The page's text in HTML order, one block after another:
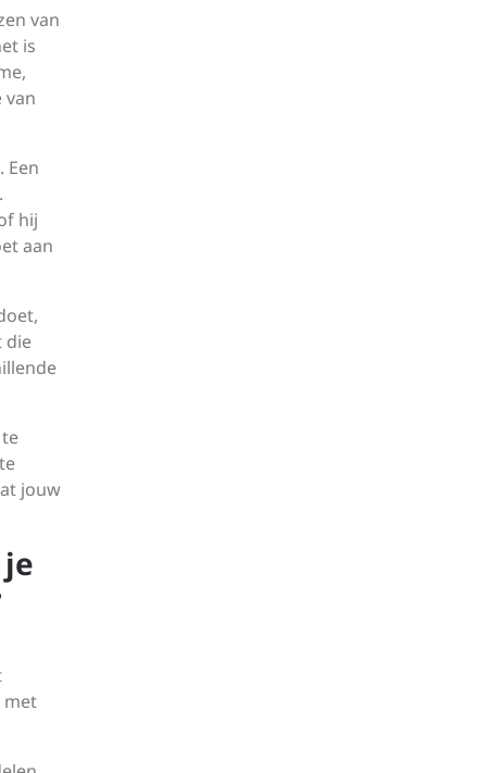
van
is
van
Een
hij
aan
die
jouw
met